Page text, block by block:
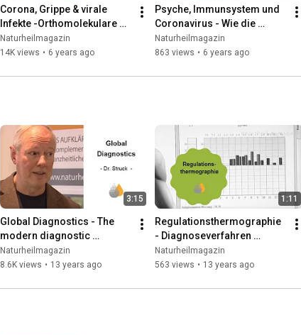
Corona, Grippe & virale
Infekte -Orthomolekulare
Medizin und Immunsystem
stärken-Arzt P.-H. Volkmann
Naturheilmagazin
14K views • 6 years ago
Psyche, Immunsystem und
Coronavirus - Wie die
Psyche unser Immunsystem
beeinflusst-Dr. Simone
Naturheilmagazin
863 views • 6 years ago
3:15
Global Diagnostics - The
modern diagnostic
procedure briefly explained
- Dr. med. Raimund Struck
Naturheilmagazin
8.6K views • 13 years ago
1:11
Regulationsthermographie
- Diagnoseverfahren
einfach erklärt
Naturheilmagazin
563 views • 13 years ago